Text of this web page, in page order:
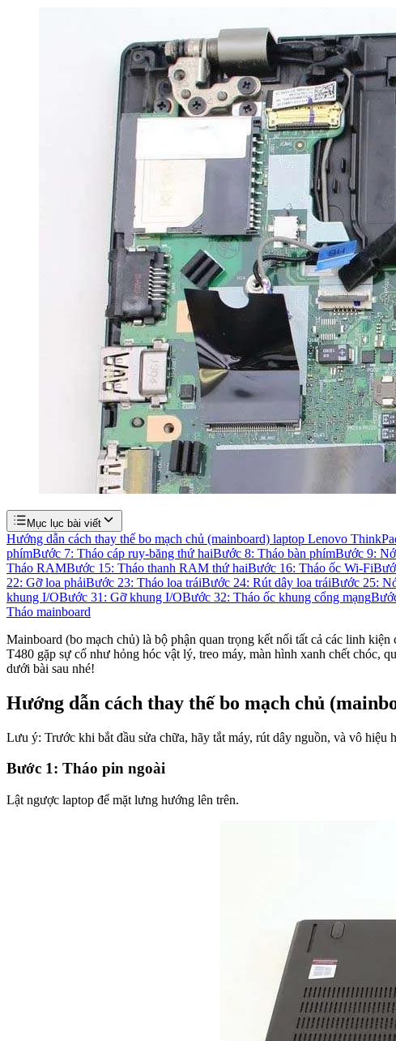
Mục lục bài viết
Hướng dẫn cách thay thế bo mạch chủ (mainboard) laptop Lenovo
phímBước 7: Tháo cáp ruy-băng thứ haiBước 8: Tháo bàn phímBước 9:
Tháo RAMBước 15: Tháo thanh RAM thứ haiBước 16: Tháo ốc Wi-Fi
22: Gỡ loa phảiBước 23: Tháo loa tráiBước 24: Rút dây loa tráiBước 25:
khung I/OBước 31: Gỡ khung I/OBước 32: Tháo ốc khung cổng mạng
Tháo mainboard
Mainboard (bo mạch chủ) là bộ phận quan trọng kết nối tất cả các linh
T480 gặp sự cố như hỏng hóc vật lý, treo máy, màn hình xanh chết chóc,
dưới bài sau nhé!
Hướng dẫn cách thay thế bo mạch chủ
Lưu ý: Trước khi bắt đầu sửa chữa, hãy tắt máy, rút dây nguồn, và vô hiệu
Bước 1: Tháo pin ngoài
Lật ngược laptop để mặt lưng hướng lên trên.